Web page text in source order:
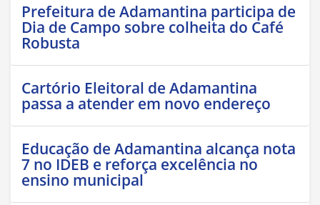
Prefeitura de Adamantina participa de
Dia de Campo sobre colheita do Café
Robusta
Cartório Eleitoral de Adamantina
passa a atender em novo endereço
Educação de Adamantina alcança nota
7 no IDEB e reforça excelência no
ensino municipal